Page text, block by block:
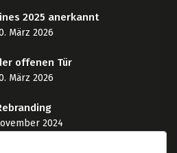
2025 anerkannt
März 2026
offenen Tür
März 2026
2024